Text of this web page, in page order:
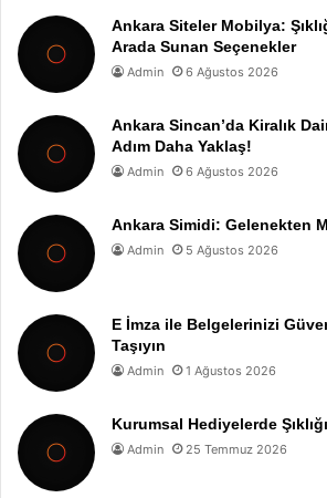
Ankara Siteler Mobilya:
Arada Sunan Seçenekler
Admin 6 Ağustos 2026
Ankara Sincan’da Kiralık
Adım Daha Yaklaş!
Admin 6 Ağustos 2026
Ankara Simidi: Gelenekten
Admin 5 Ağustos 2026
E İmza ile Belgelerinizi
Taşıyın
Admin 1 Ağustos 2026
Kurumsal Hediyelerde
Admin 25 Temmuz 2026